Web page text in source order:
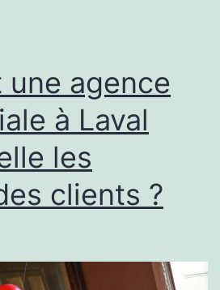
besoins
spécifiques
des
clients
?
une agence
à Laval
les
clients ?